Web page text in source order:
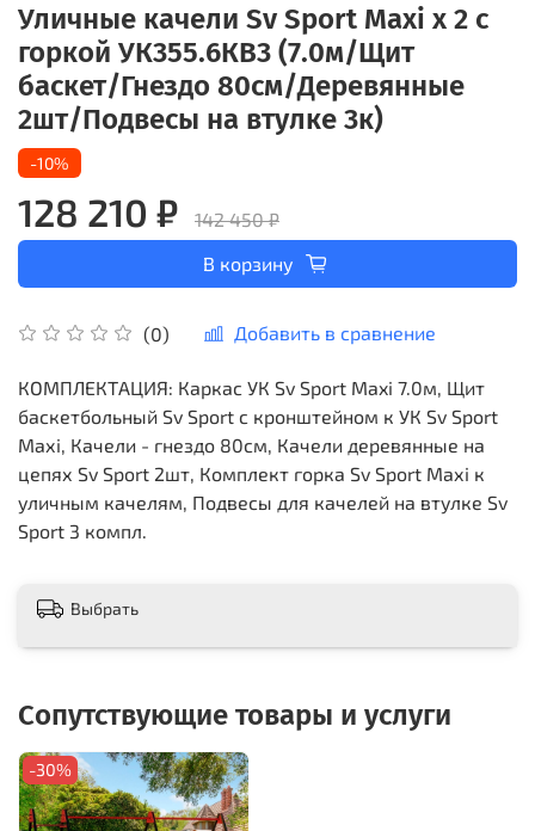
Уличные качели Sv Sport Maxi х 2 с
горкой УК355.6КВ3 (7.0м/Щит
баскет/Гнездо 80см/Деревянные
2шт/Подвесы на втулке 3к)
(0) Добавить в сравнение
-10%
128 210 ₽
142 450 ₽
В корзину
КОМПЛЕКТАЦИЯ: Каркас УК Sv Sport Maxi 7.0м, Щит
баскетбольный Sv Sport c кронштейном к УК Sv Sport
Maхi, Качели - гнездо 80см, Качели деревянные на
цепях Sv Sport 2шт, Комплект горка Sv Sport Махi к
уличным качелям, Подвесы для качелей на втулке Sv
Sport 3 компл.
Выбрать
Сопутствующие товары и услуги
-30%